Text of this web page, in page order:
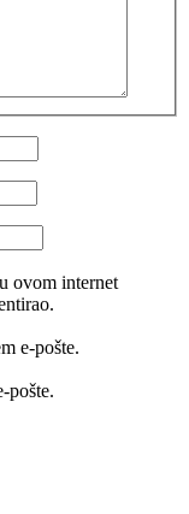
ovom internet
e-pošte.
pošte.